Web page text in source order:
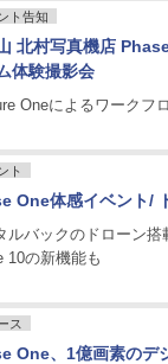
ト告知
北村写真機店
体験撮影会
Oneによるワークフ
ト
One体感イベント/
ルバックのドローン
10の新機能も
ス
One、1億画素のデ